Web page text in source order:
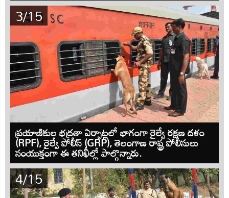
3/15
ప్రయాణికుల భద్రతా ఏర్పాట్లలో భాగంగా రైల్వే రక్షణ దళం
(RPF), రైల్వే పోలీస్ (GRP), తెలంగాణ రాష్ట్ర పోలీసులు
సంయుక్తంగా ఈ తనిఖీల్లో పాల్గొన్నారు.
4/15